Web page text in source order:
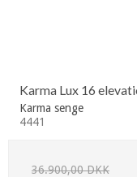
Karma Lux 16
Karma senge
4441
36.900,00 DKK